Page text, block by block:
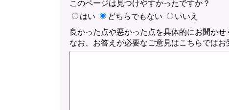
このページは見つけやすかったですか？
はい
どちらでもない
いいえ
良かった点や悪かった点を具体的にお聞かせ
なお、お答えが必要なご意見はこちらではお